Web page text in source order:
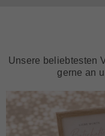
Unsere beliebtesten
gerne an